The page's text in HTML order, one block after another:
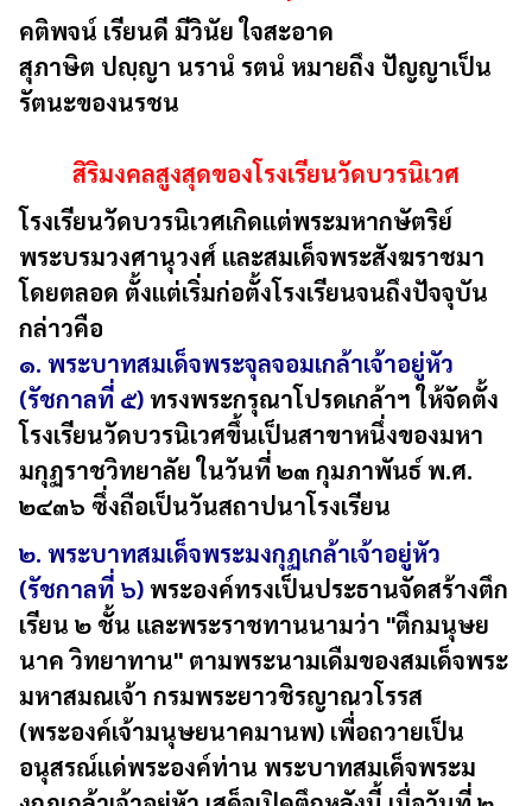
คติพจน์ เรียนดี มีวินัย ใจสะอาด
สุภาษิต ปญฺญา นรานํ รตนํ หมายถึง ปัญญาเป็น
รัตนะของนรชน
สิริมงคลสูงสุดของโรงเรียนวัดบวรนิเวศ
โรงเรียนวัดบวรนิเวศเกิดแต่พระมหากษัตริย์
พระบรมวงศานุวงศ์ และสมเด็จพระสังฆราชมา
โดยตลอด ตั้งแต่เริ่มก่อตั้งโรงเรียนจนถึงปัจจุบัน
กล่าวคือ
๑. พระบาทสมเด็จพระจุลจอมเกล้าเจ้าอยู่หัว
(รัชกาลที่ ๕)ทรงพระกรุณาโปรดเกล้าฯ ให้จัดตั้ง
โรงเรียนวัดบวรนิเวศขึ้นเป็นสาขาหนึ่งของมหา
มกุฏราชวิทยาลัย ในวันที่ ๒๓ กุมภาพันธ์ พ.ศ.
๒๔๓๖ ซึ่งถือเป็นวันสถาปนาโรงเรียน
๒. พระบาทสมเด็จพระมงกุฏเกล้าเจ้าอยู่หัว
(รัชกาลที่ ๖)พระองค์ทรงเป็นประธานจัดสร้างตึก
เรียน ๒ ชั้น และพระราชทานนามว่า "ตึกมนุษย
นาค วิทยาทาน" ตามพระนามเดืมของสมเด็จพระ
มหาสมณเจ้า กรมพระยาวชิรญาณวโรรส
(พระองค์เจ้ามนุษยนาคมานพ) เพื่อถวายเป็น
อนุสรณ์แด่พระองค์ท่าน พระบาทสมเด็จพระม